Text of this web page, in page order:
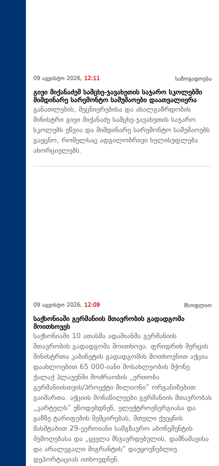
09 აგვისტო 2026, 12:11 საზოგადოება
გივი მიქანაძემ სამცხე-ჯავახეთის საჯარო სკოლებში
მიმდინარე სარემონტო სამუშაოები დაათვალიერა
განათლების, მეცნიერებისა და ახალგაზრდობის
მინისტრი გივი მიქანაძე სამცხე-ჯავახეთის საჯარო
სკოლებს ეწვია და მიმდინარე სარემონტო სამუშაოებს
გაეცნო, რომელსაც ადგილობრივი ხელისუფლება
ახორციელებს.
09 აგვისტო 2026, 12:09 მსოფლიო
საქსონიაში გერმანიის მთავრობის გადადგომა
მოითხოვეს
საქსონიაში 10 ათასმა ადამიანმა გერმანიის
მთავრობის გადადგომა მოითხოვა. ფრიდრიხ მერცის
მინისტრთა კაბინეტის გადადგომის მოთხოვნით აქცია
დაახლოებით 65 000-იანი მოსახლეობის მქონე
ქალაქ პლაუენში მოძრაობის „ერთობა
გერმანიისთვის/პროექტი მილიონი“ ორგანიზებით
გაიმართა. აქციის მონაწილეები გერმანიის მთავრობას
„კარტელს“ უწოდებდნენ, ელექტროენერგიასა და
გაზზე ტარიფების შემცირებას, მთელი ქვეყნის
მასშტაბით 29-ევროიანი სამგზავრო აბონემენტის
შემოღებასა და „ყველა მსჯავრდებულის, დამნაშავისა
და არალეგალი მიგრანტის“ დაუყოვნებლივ
დეპორტაციას ითხოვდნენ.